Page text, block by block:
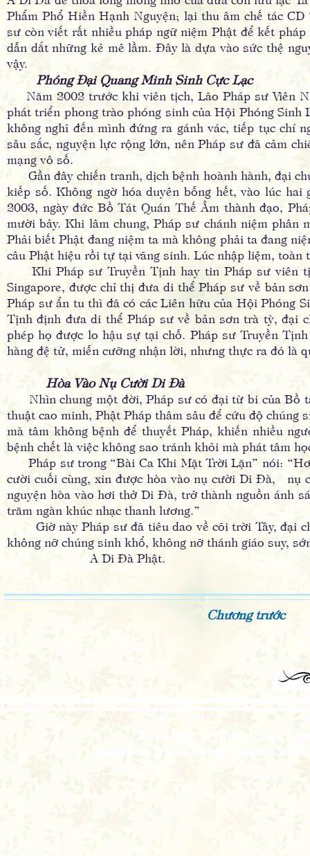
Phẩm Phổ Hiền Hạnh Nguyện; lại thu âm chế tác CD
sư còn viết rất nhiều pháp ngữ niệm Phật để kết
dẫn dắt những kẻ mê lầm. Ðây là dựa vào sức thệ
vậy.
Phóng Ðại Quang Minh Sinh Cực Lạc
Năm 2002 trước khi viên tịch, Lão Pháp sư Viên
phát triển phong trào phóng sinh của Hội Phóng
không nghĩ đến mình đứng ra gánh vác, tiếp tục chí
sâu sắc, nguyện lực rộng lớn, nên Pháp sư đã cảm
mạng vô số.
Gần đây chiến tranh, dịch bệnh hoành hành, đại
kiếp số. Không ngờ hóa duyên bỗng hết, vào lúc
2003, ngày đức Bồ Tát Quán Thế Âm thành đạo,
mười bảy. Khi lâm chung, Pháp sư chánh niệm
Phải biết Phật đang niệm ta mà không phải ta đang
câu Phật hiệu rồi tự tại vãng sinh. Lúc nhập liệm, toàn
Khi Pháp sư Truyền Tịnh hay tin Pháp sư viên
Singapore, được chỉ thị đưa di thể Pháp sư về bản
Pháp sư ẩn tu thì đã có các Liên hữu của Hội Phóng
Tịnh định đưa di thể Pháp sư về bản sơn trà tỳ, đại
phép họ được lo hậu sự tại chỗ. Pháp sư Truyền
hàng đệ tử, miễn cưỡng nhận lời, nhưng thực ra đó là
Hòa Vào Nụ Cười Di Ðà
Nhìn chung một đời, Pháp sư có đại từ bi của Bồ
thuật cao minh, Phật Pháp thâm sâu để cứu độ
mà tâm không bệnh để thuyết Pháp, khiến nhiều
bệnh chết là việc không sao tránh khỏi mà phát tâm
Pháp sư trong “Bài Ca Khi Mặt Trời Lặn” nói:
cười cuối cùng, xin được hòa vào nụ cười Di Ðà, nụ
nguyện hòa vào hơi thở Di Ðà, trở thành nguồn ánh
trăm ngàn khúc nhạc thanh lương.”
Giờ này Pháp sư đã tiêu dao về cõi trời Tây, đại
không nỡ chúng sinh khổ, không nỡ thánh giáo suy,
A Di Ðà Phật.
Chương trước
Facebook: Thien Tuong Temple; Tu